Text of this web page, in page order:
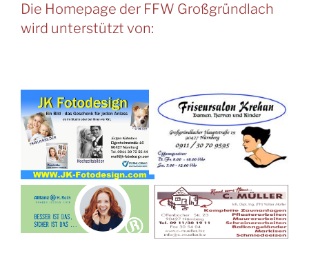
Die Homepage der FFW Großgründlach
wird unterstützt von: